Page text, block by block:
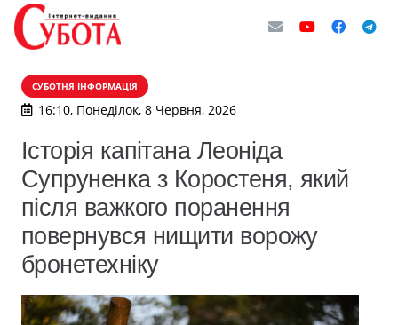
СУБОТНЯ ІНФОРМАЦІЯ
16:10, Понеділок, 8 Червня, 2026
Історія капітана Леоніда
Супруненка з Коростеня, який
після важкого поранення
повернувся нищити ворожу
бронетехніку